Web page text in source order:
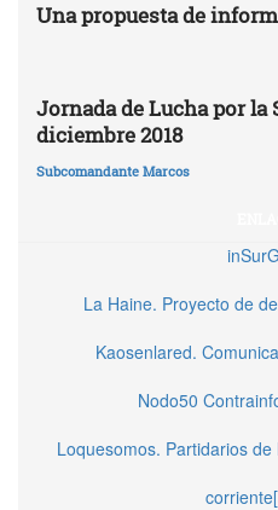
Una propuesta de
Jornada de Lucha por la
diciembre 2018
Subcomandante Marcos
La Haine. Proyecto de
Kaosenlared.
Nodo50
Loquesomos. Partidarios